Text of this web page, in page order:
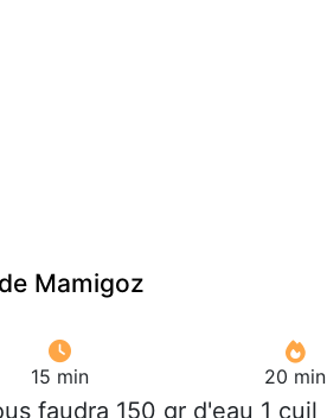
Mamigoz
15 min 20 min
faudra 150 gr d'eau 1 cuil